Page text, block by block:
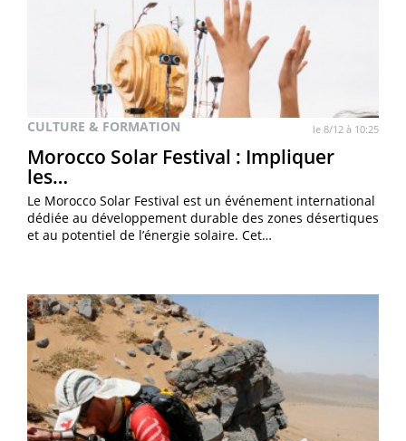
CULTURE & FORMATION le 8/12 à 10:25
Morocco Solar Festival : Impliquer
les…
Le Morocco Solar Festival est un événement international
dédiée au développement durable des zones désertiques
et au potentiel de l’énergie solaire. Cet…